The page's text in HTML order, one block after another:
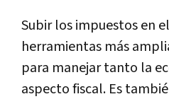
Subir los impuestos en
herramientas más
para manejar tanto la
aspecto fiscal. Es